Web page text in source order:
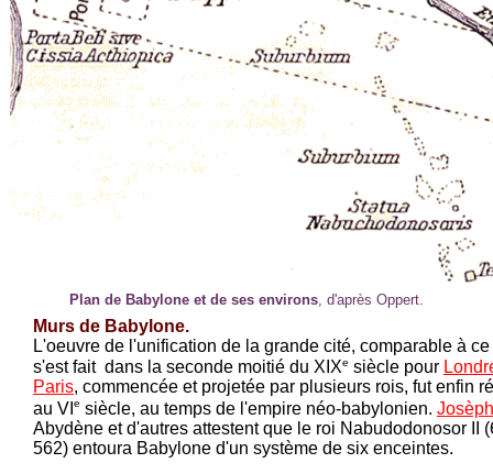
Plan de Babylone et de ses environs, d'après Oppert.
Murs de Babylone.
L'oeuvre de l'unification de la grande cité, comparable à
s'est fait dans la seconde moitié du XIXe siècle pour
Paris, commencée et projetée par plusieurs rois, fut enfin
au VI e siècle, au temps de l'empire néo-babylonien.
Abydène et d'autres attestent que le roi Nabudodonosor II
562) entoura Babylone d'un système de six enceintes.